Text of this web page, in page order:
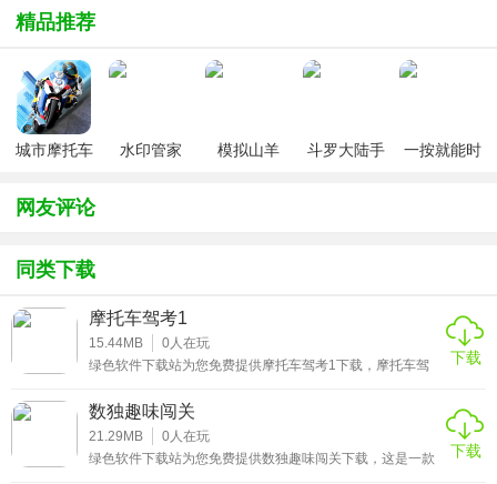
程，消除紧张感。
4、智能错题分析功能
智能错题分析功能会自动记录用户的错题，生成专属错题
集，并针对错题提供详细解析与知识点拓展，方便用户针对
性查漏补缺。
5、实操技巧3D模拟指导
看考试场地布局与操作流程，掌握实操技巧要点，提升实操
应用优势
从报名咨询到驾照申领，摩托车驾考1覆盖驾考全流程的各个
环节，为用户提供一站式服务，解决驾考过程中的各种问
小伙伴欢迎来91didi安卓iOSapp正版下载体验!
精品推荐
城市摩托车
水印管家
模拟山羊
斗罗大陆手
一按就能时
网友评论
同类下载
摩托车驾考1
15.44MB 0人在玩
绿色软件下载站为您免费提供摩托车驾考1下载，摩托车驾
具，涵盖了从理论知识学习到实操技能指导的全流程服务，
能有效帮助用户梳理驾考重点、强化薄弱环节，大幅提升驾
考通过率。
下载
数独趣味闯关
21.29MB 0人在玩
绿色软件下载站为您免费提供数独趣味闯关下载，这是一款
下载